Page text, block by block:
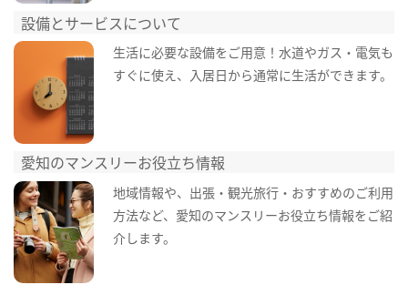
設備とサービスについて
生活に必要な設備をご用意！水道やガス・電気も
すぐに使え、入居日から通常に生活ができます。
愛知のマンスリーお役立ち情報
地域情報や、出張・観光旅行・おすすめのご利用
方法など、愛知のマンスリーお役立ち情報をご紹
介します。